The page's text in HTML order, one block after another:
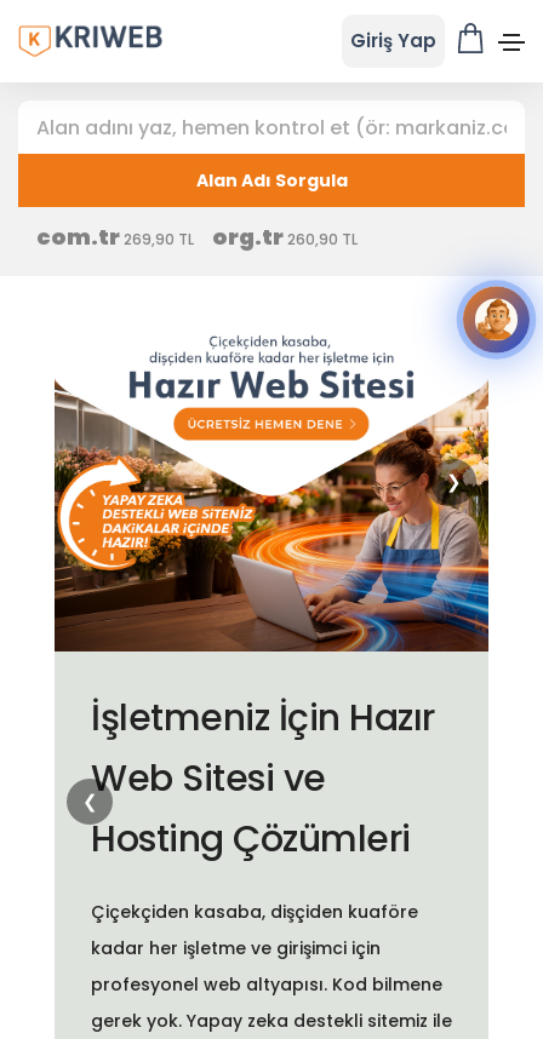
Giriş Yap
Alan Adı Sorgula
com.tr269,90 TL org.tr260,90 TL
❮
İşletmeniz İçin Hazır
Web Sitesi ve
Hosting Çözümleri
Çiçekçiden kasaba, dişçiden kuaföre
kadar her işletme ve girişimci için
profesyonel web altyapısı. Kod bilmene
gerek yok. Yapay zeka destekli sitemiz ile
❯